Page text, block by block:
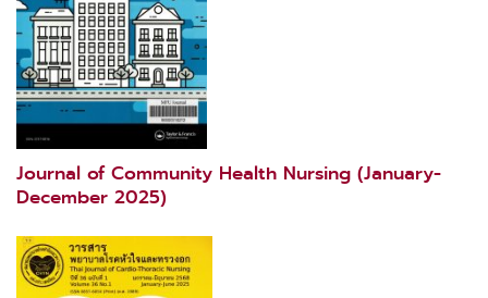
Journal of Community Health Nursing (January-
December 2025)